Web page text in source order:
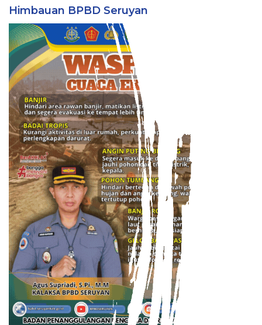
Himbauan BPBD Seruyan